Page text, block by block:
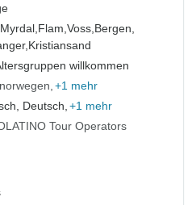
Myrdal, Flam,Voss, Bergen,
Kristiansand
willkommen
+1 mehr
Deutsch, +1 mehr
Tour Operators